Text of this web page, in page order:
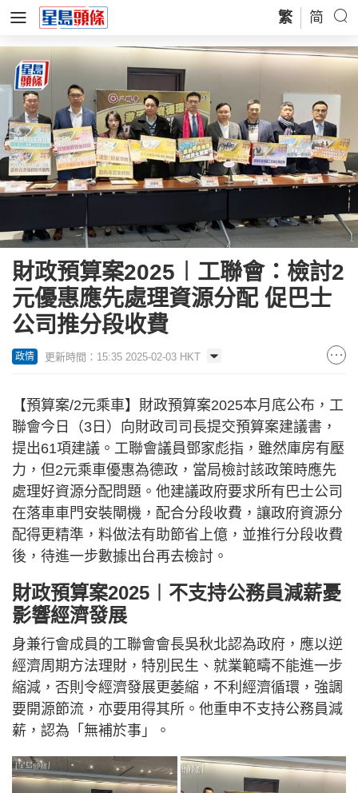
繁 简
財政預算案2025︱工聯會：檢討2
元優惠應先處理資源分配 促巴士
公司推分段收費
政情 更新時間：15:35 2025-02-03 HKT
【預算案/2元乘車】財政預算案2025本月底公布，工
聯會今日（3日）向財政司司長提交預算案建議書，
提出61項建議。工聯會議員鄧家彪指，雖然庫房有壓
力，但2元乘車優惠為德政，當局檢討該政策時應先
處理好資源分配問題。他建議政府要求所有巴士公司
在落車車門安裝閘機，配合分段收費，讓政府資源分
配得更精準，料做法有助節省上億，並推行分段收費
後，待進一步數據出台再去檢討。
財政預算案2025︱不支持公務員減薪憂
影響經濟發展
身兼行會成員的工聯會會長吳秋北認為政府，應以逆
經濟周期方法理財，特別民生、就業範疇不能進一步
縮減，否則令經濟發展更萎縮，不利經濟循環，強調
要開源節流，亦要用得其所。他重申不支持公務員減
薪，認為「無補於事」。